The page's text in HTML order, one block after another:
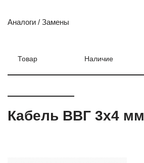
Аналоги / Замены
Товар Наличие
Кабель ВВГ 3х4 мм